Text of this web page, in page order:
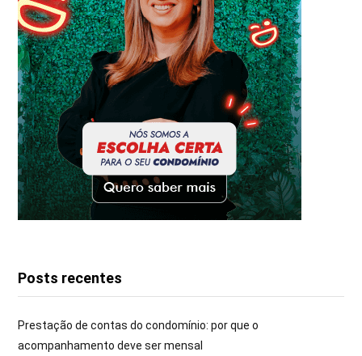
Posts recentes
Prestação de contas do condomínio: por que o
acompanhamento deve ser mensal